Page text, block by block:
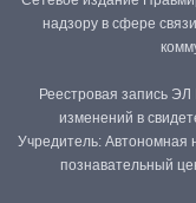
надзору в сфере
Реестровая запись
изменений в
Учредитель: Автономная
познавательный